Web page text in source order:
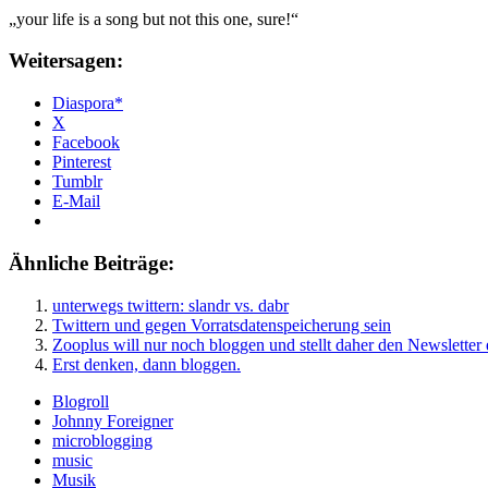
„your life is a song but not this one, sure!“
Weitersagen:
Diaspora*
X
Facebook
Pinterest
Tumblr
E-Mail
Ähnliche Beiträge:
unterwegs twittern: slandr vs. dabr
Twittern und gegen Vorratsdatenspeicherung sein
Zooplus will nur noch bloggen und stellt daher den Newsletter
Erst denken, dann bloggen.
Blogroll
Johnny Foreigner
microblogging
music
Musik